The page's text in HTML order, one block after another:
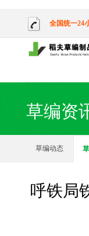
全国统一24
草编资
草编动态
呼铁局